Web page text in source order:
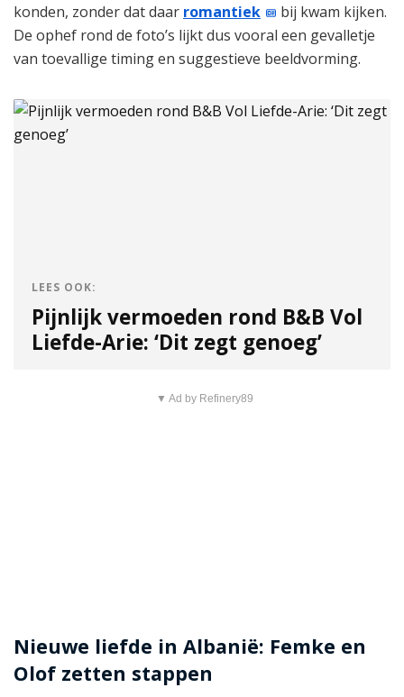
konden, zonder dat daar romantiek
bij kwam kijken.
De ophef rond de foto’s lijkt dus vooral een gevalletje
van toevallige timing en suggestieve beeldvorming.
LEES OOK:
Pijnlijk vermoeden rond B&B Vol
Liefde-Arie: ‘Dit zegt genoeg’
▼ Ad by Refinery89
Nieuwe liefde in Albanië: Femke en
Olof zetten stappen